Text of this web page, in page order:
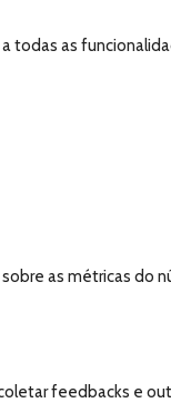
todas as
as métricas do
feedbacks e